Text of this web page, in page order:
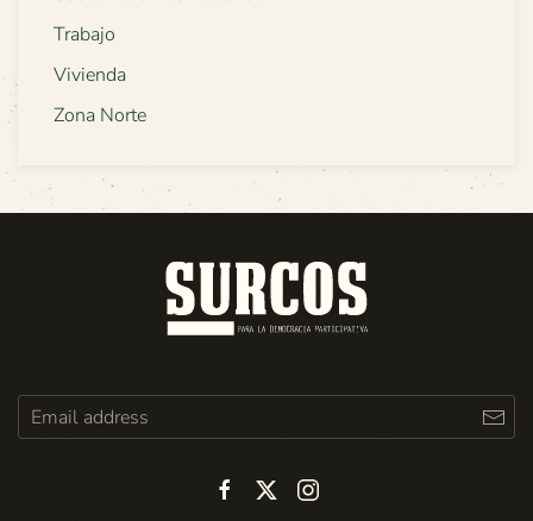
Trabajo
Vivienda
Zona Norte